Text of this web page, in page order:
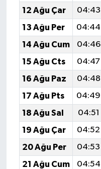
12 Ağu Çar
04:43
13 Ağu Per
04:44
14 Ağu Cum
04:46
15 Ağu Cts
04:47
16 Ağu Paz
04:48
17 Ağu Pts
04:49
18 Ağu Sal
04:51
19 Ağu Çar
04:52
20 Ağu Per
04:53
21 Ağu Cum
04:54